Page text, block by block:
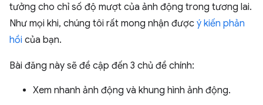
tưởng cho chỉ số độ mượt của ảnh động trong tương lai.
Như mọi khi, chúng tôi rất mong nhận được ý kiến phản
hồi của bạn.
Bài đăng này sẽ đề cập đến 3 chủ đề chính:
Xem nhanh ảnh động và khung hình ảnh động.